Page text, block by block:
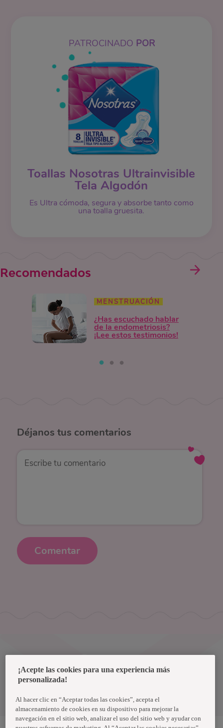
PATROCINADO POR
Toallas Nosotras Ultrainvisible
Tela Algodón
Es Ultra cómoda, segura y absorbe tanto como
una toalla gruesita.
Recomendados
MENSTRUACIÓN
¿Has escuchado hablar
de la endometriosis?
¡Lee estos testimonios!
Déjanos tus comentarios
Comentar
Términos y condiciones
¡Acepte las cookies para una experiencia más
personalizada!
Al hacer clic en “Aceptar todas las cookies”, acepta el
almacenamiento de cookies en su dispositivo para mejorar la
navegación en el sitio web, analizar el uso del sitio web y ayudar con